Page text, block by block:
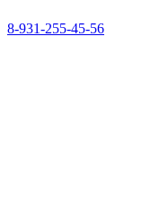
8-931-255-45-56